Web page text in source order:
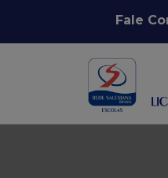
Pular para o conteúdo
Fale